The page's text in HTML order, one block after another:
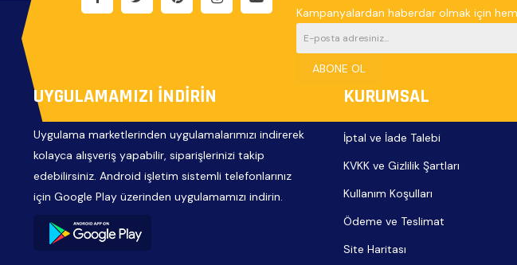
Kampanyalardan haberdar olmak için
ABONE OL
UYGULAMAMIZI İNDIRIN
Uygulama marketlerinden uygulamalarımızı indirerek
kolayca alışveriş yapabilir, siparişlerinizi takip
edebilirsiniz. Android işletim sistemli telefonlarınız
için Google Play üzerinden uygulamamızı indirin.
KURUMSAL
İptal ve İade Talebi
KVKK ve Gizlilik Şartları
Kullanım Koşulları
Ödeme ve Teslimat
Site Haritası